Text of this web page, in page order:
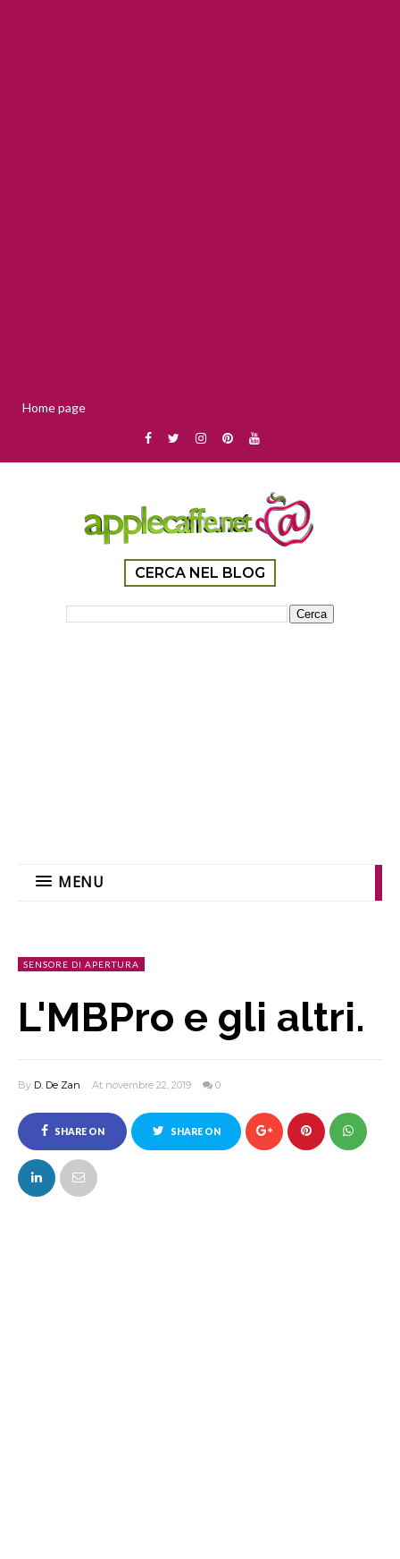
Home page
CERCA NEL BLOG
MENU
SENSORE DI APERTURA
L'MBPro e gli altri.
By D. De Zan At novembre 22, 2019 0
SHARE ON
FACEBOOK
SHARE ON